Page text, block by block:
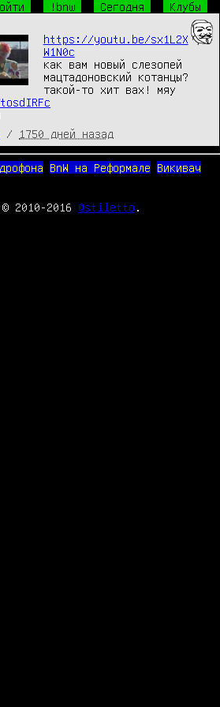
!bnw Сегодня
Клубы
https://youtu.be/sx1L2X
W1N0c
как вам новый слезопей
мацтадоновский котанцы?
/ 1750 дней назад
BnW на Реформале
Викивач
© 2010-2016 @stiletto